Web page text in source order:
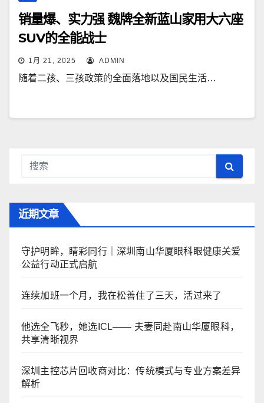
销量爆、实力强 魏牌全新蓝山家用大六座
SUV的全能战士
1月 21, 2025 ADMIN
随着二孩、三孩政策的全面落地以及国民生活…
近期文章
守护明眸，睛彩同行｜深圳南山华厦眼科眼健康关爱
公益行动正式启航
连续加班一个月，我在松善住了三天，活过来了
他选全飞秒，她选ICL—— 夫妻同赴南山华厦眼科，
共享清晰视界
深圳主控芯片回收商对比：传统模式与专业方案差异
解析